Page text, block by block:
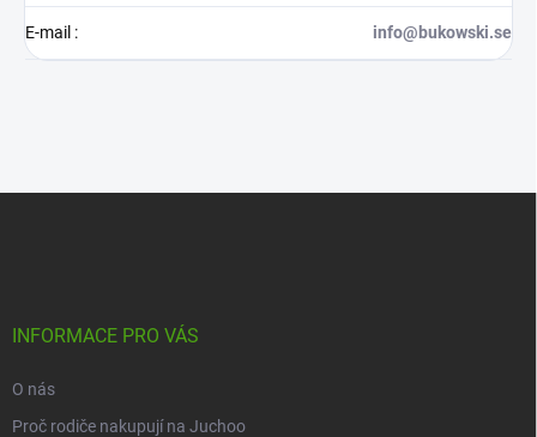
E-mail : info@bukowski.se
INFORMACE PRO VÁS
O nás
Proč rodiče nakupují na Juchoo